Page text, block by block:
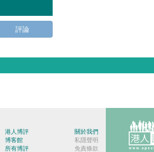
評論
港人博評
博客館
所有博評
關於我們
私隱聲明
免責條款